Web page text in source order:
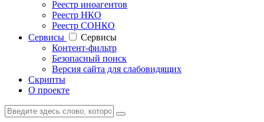
Реестр иноагентов
Реестр НКО
Реестр СОНКО
Cервисы
Cервисы
Контент-фильтр
Безопасный поиск
Версия сайта для слабовидящих
Скрипты
О проекте